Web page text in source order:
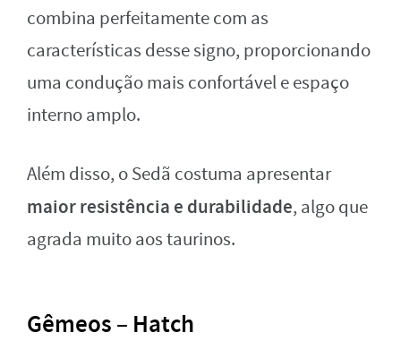
combina perfeitamente com as
características desse signo, proporcionando
uma condução mais confortável e espaço
interno amplo.
Além disso, o Sedã costuma apresentar
maior resistência e durabilidade, algo que
agrada muito aos taurinos.
Gêmeos – Hatch